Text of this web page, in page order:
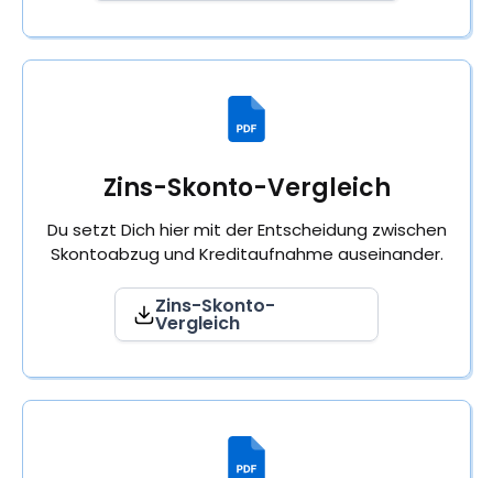
Zins-Skonto-Vergleich
Du setzt Dich hier mit der Entscheidung zwischen
Skontoabzug und Kreditaufnahme auseinander.
Zins-Skonto-
Vergleich